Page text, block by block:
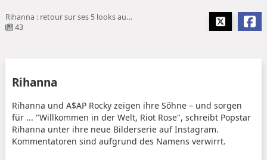
Rihanna : retour sur ses 5 looks audacieux au tribunal, au côté d'A ...
43
Rihanna
Rihanna und A$AP Rocky zeigen ihre Söhne – und sorgen
für ... "Willkommen in der Welt, Riot Rose", schreibt Popstar
Rihanna unter ihre neue Bilderserie auf Instagram.
Kommentatoren sind aufgrund des Namens verwirrt.
Share this widget
📌